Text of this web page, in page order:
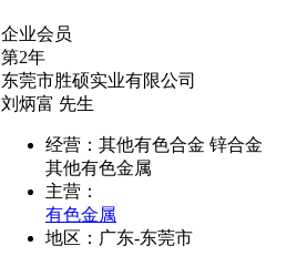
企业会员
第2年
东莞市胜硕实业有限公司
刘炳富 先生
经营： 其他有色合金 锌合金
其他有色金属
主营：
有色金属
地区： 广东-东莞市